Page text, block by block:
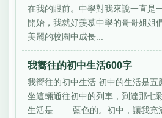
在我的眼前。中學對我來說一直是
開始，我就好羨慕中學的哥哥姐姐
美麗的校園中成長...
我嚮往的初中生活600字
我嚮往的初中生活 初中的生活是五
坐這輛通往初中的列車，到達那七
生活是—— 藍色的。初中，讓我充